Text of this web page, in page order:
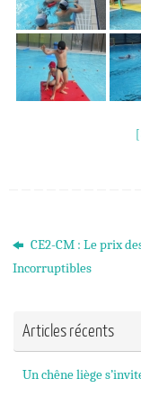
CE2-CM : Le prix
Incorruptibles
Articles récents
Un chêne liège